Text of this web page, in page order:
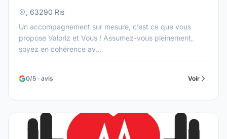
, 63290 Ris
Un accompagnement sur mesure, c’est ce que vous
propose Valoriz et Vous ! Assumez-vous pleinement,
soyez en cohérence av...
0/5 · avis Voir